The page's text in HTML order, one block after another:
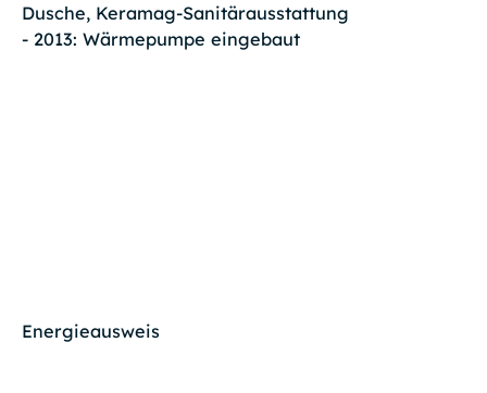
Dusche, Keramag-Sanitärausstattung
- 2013: Wärmepumpe eingebaut
Energieausweis